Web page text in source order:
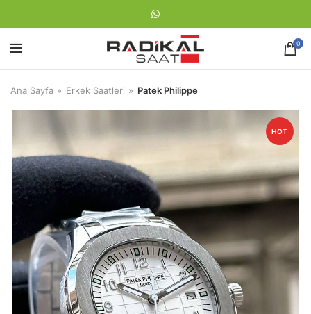
0
Ana Sayfa Erkek Saatleri Patek Philippe
HOT